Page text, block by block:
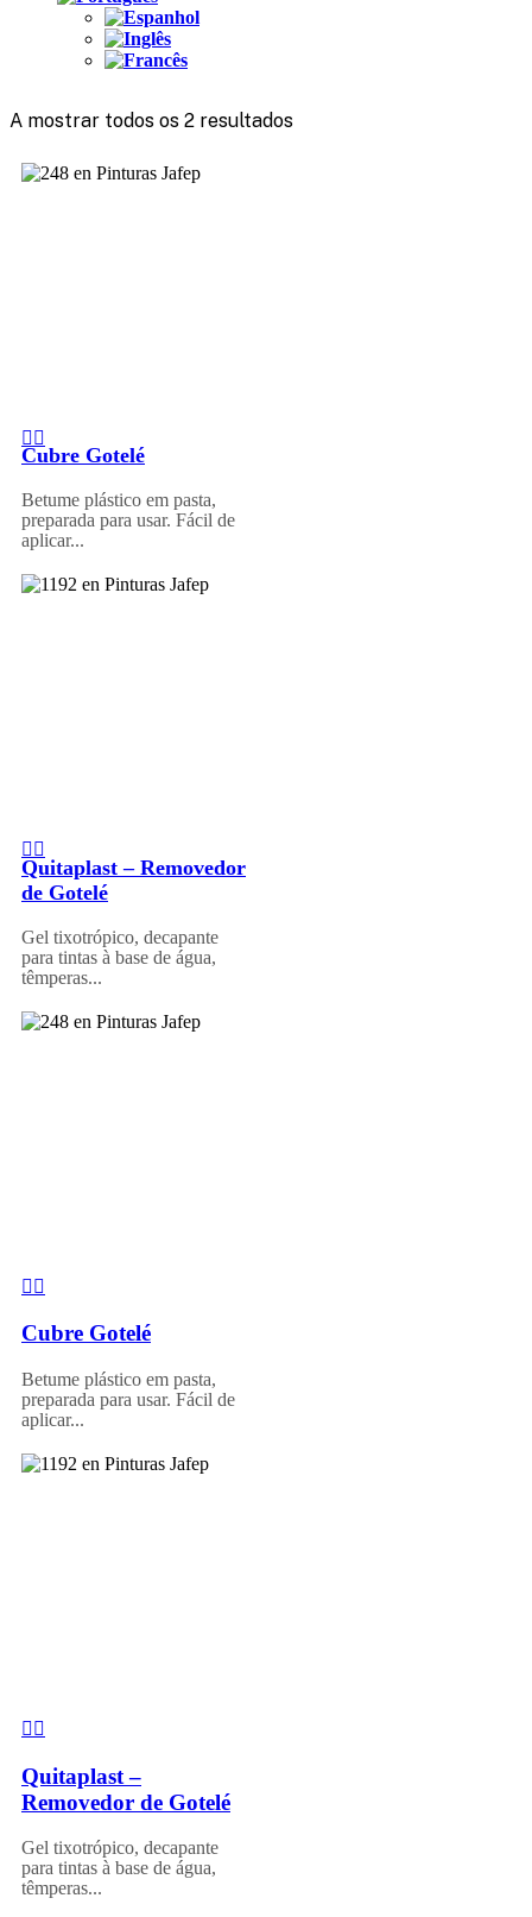
A mostrar todos os 2 resultados
Cubre Gotelé
Betume plástico em pasta,
preparada para usar. Fácil de
aplicar...
Quitaplast – Removedor
de Gotelé
Gel tixotrópico, decapante
para tintas à base de água,
têmperas...
Cubre Gotelé
Betume plástico em pasta,
preparada para usar. Fácil de
aplicar...
Quitaplast –
Removedor de Gotelé
Gel tixotrópico, decapante
para tintas à base de água,
têmperas...